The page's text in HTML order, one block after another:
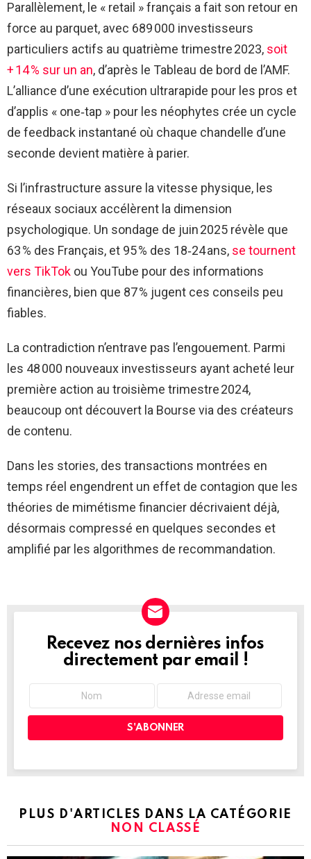
Parallèlement, le « retail » français a fait son retour en
force au parquet, avec 689 000 investisseurs
particuliers actifs au quatrième trimestre 2023, soit
+ 14 % sur un an, d’après le Tableau de bord de l’AMF.
L’alliance d’une exécution ultrarapide pour les pros et
d’applis « one‑tap » pour les néophytes crée un cycle
de feedback instantané où chaque chandelle d’une
seconde devient matière à parier.
Si l’infrastructure assure la vitesse physique, les
réseaux sociaux accélèrent la dimension
psychologique. Un sondage de juin 2025 révèle que
63 % des Français, et 95 % des 18‑24 ans, se tournent
vers TikTok ou YouTube pour des informations
financières, bien que 87 % jugent ces conseils peu
fiables.
La contradiction n’entrave pas l’engouement. Parmi
les 48 000 nouveaux investisseurs ayant acheté leur
première action au troisième trimestre 2024,
beaucoup ont découvert la Bourse via des créateurs
de contenu.
Dans les stories, des transactions montrées en
temps réel engendrent un effet de contagion que les
théories de mimétisme financier décrivaient déjà,
désormais compressé en quelques secondes et
amplifié par les algorithmes de recommandation.
NEWSLETTER
Recevez nos dernières infos
directement par email !
PLUS D'ARTICLES DANS LA CATÉGORIE
NON CLASSÉ